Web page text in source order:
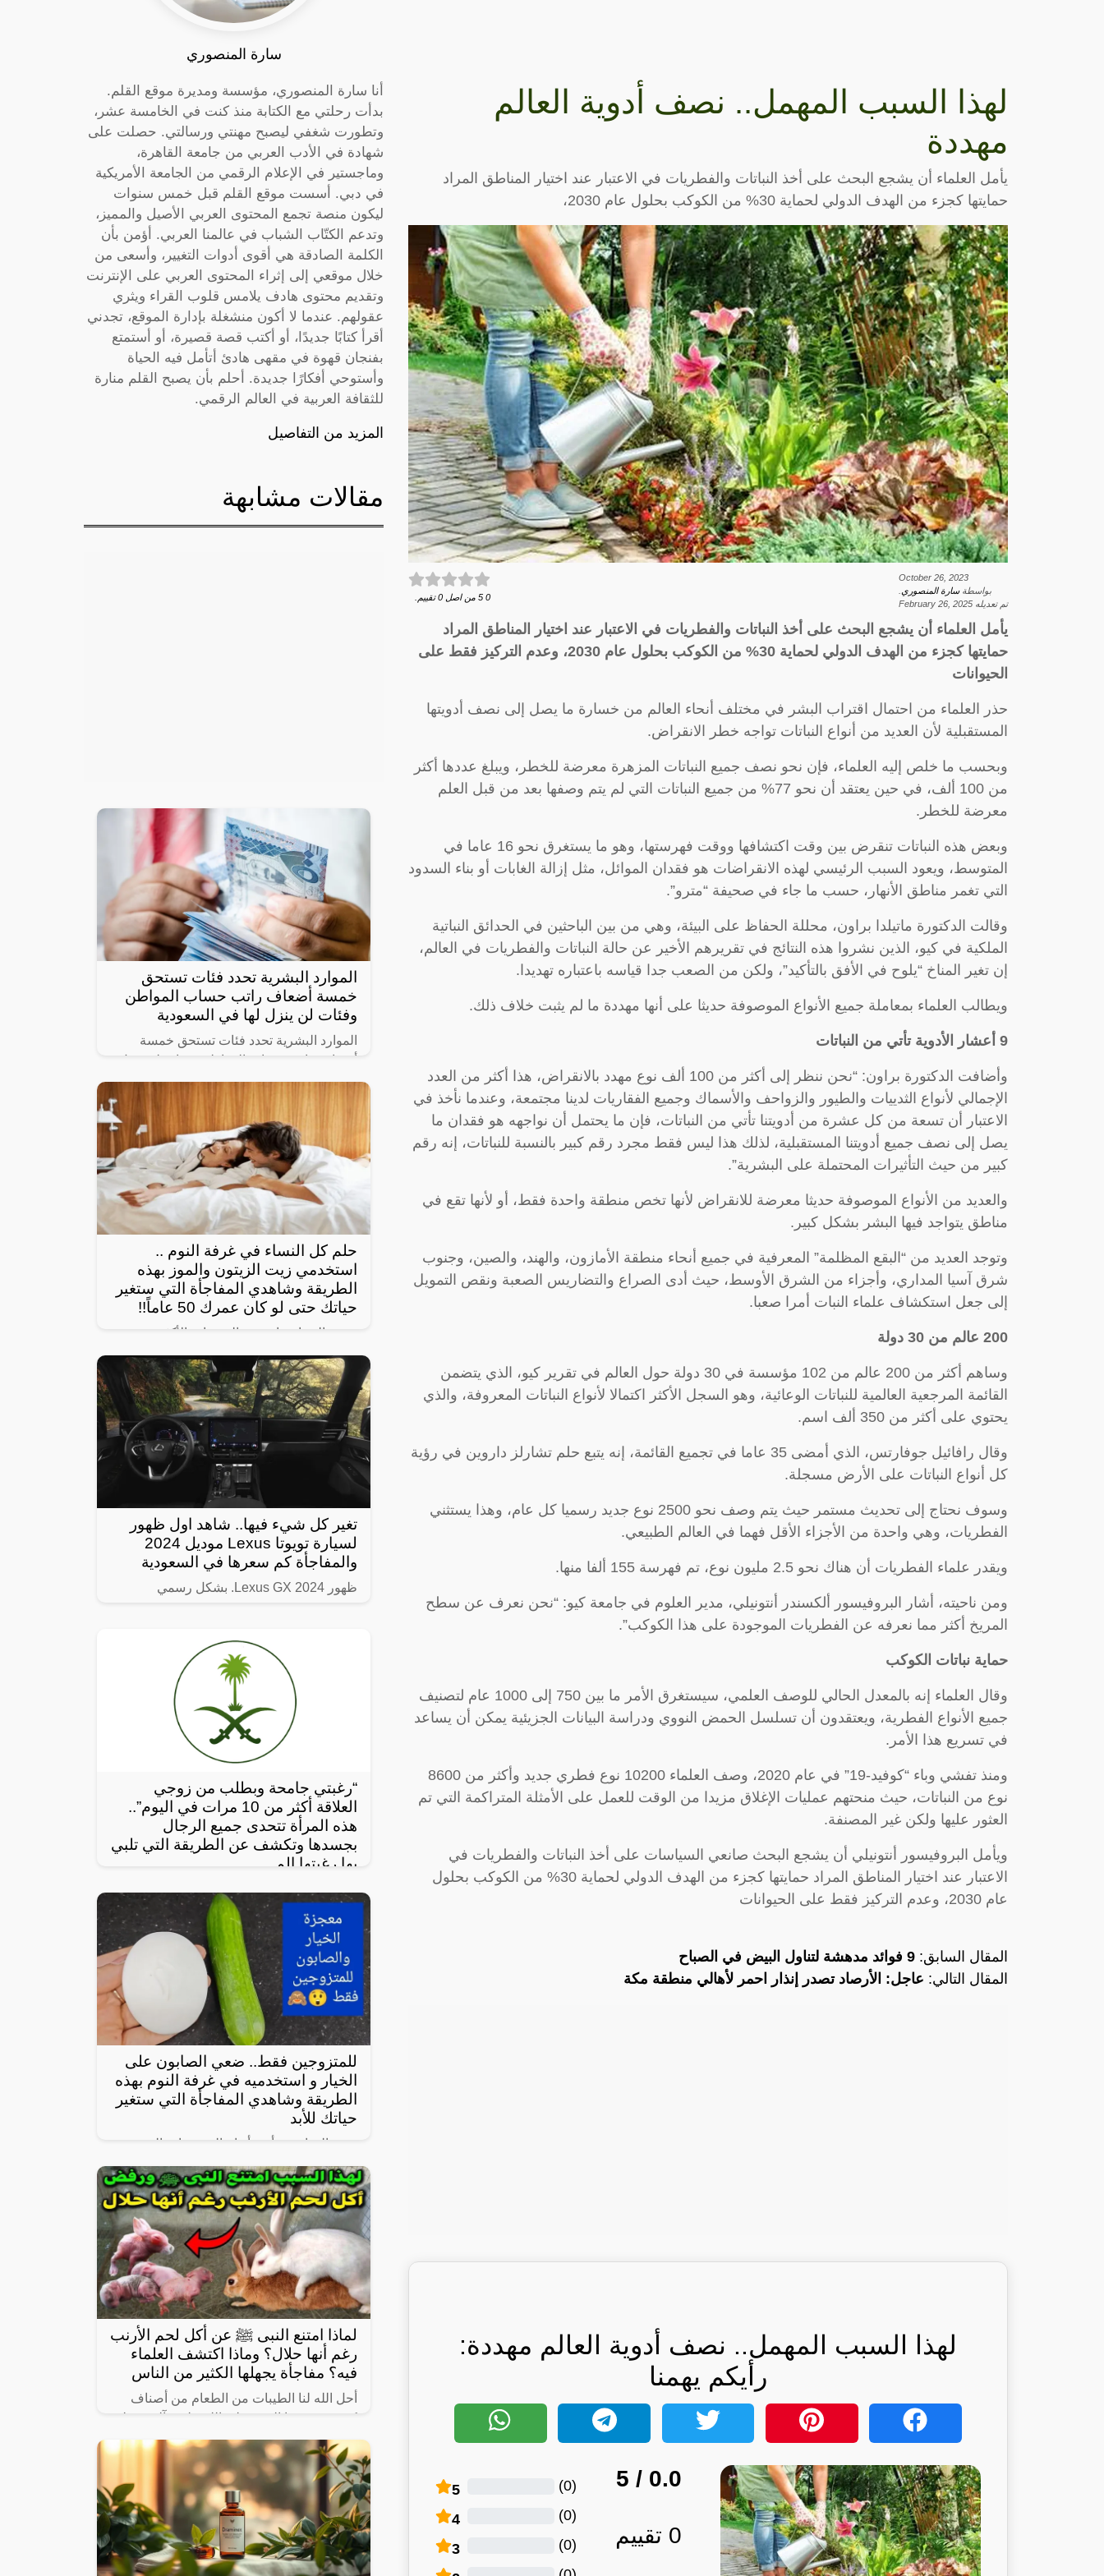
لهذا السبب المهمل.. نصف أدوية العالم
مهددة
يأمل العلماء أن يشجع البحث على أخذ النباتات والفطريات في الاعتبار عند اختيار المناطق المراد
حمايتها كجزء من الهدف الدولي لحماية 30% من الكوكب بحلول عام 2030،
October 26, 2023
بواسطةسارة المنصوري
تم تعديله February 26, 2025
0
5 من اصل 0 تقييم.
يأمل العلماء أن يشجع البحث على أخذ النباتات والفطريات في الاعتبار عند اختيار المناطق المراد
حمايتها كجزء من الهدف الدولي لحماية 30% من الكوكب بحلول عام 2030، وعدم التركيز فقط على
الحيوانات
حذر العلماء من احتمال اقتراب البشر في مختلف أنحاء العالم من خسارة ما يصل إلى نصف أدويتها
المستقبلية لأن العديد من أنواع النباتات تواجه خطر الانقراض.
وبحسب ما خلص إليه العلماء، فإن نحو نصف جميع النباتات المزهرة معرضة للخطر، ويبلغ عددها أكثر
من 100 ألف، في حين يعتقد أن نحو 77% من جميع النباتات التي لم يتم وصفها بعد من قبل العلم
معرضة للخطر.
وبعض هذه النباتات تنقرض بين وقت اكتشافها ووقت فهرستها، وهو ما يستغرق نحو 16 عاما في
المتوسط، ويعود السبب الرئيسي لهذه الانقراضات هو فقدان الموائل، مثل إزالة الغابات أو بناء السدود
التي تغمر مناطق الأنهار، حسب ما جاء في صحيفة “مترو”.
وقالت الدكتورة ماتيلدا براون، محللة الحفاظ على البيئة، وهي من بين الباحثين في الحدائق النباتية
الملكية في كيو، الذين نشروا هذه النتائج في تقريرهم الأخير عن حالة النباتات والفطريات في العالم،
إن تغير المناخ “يلوح في الأفق بالتأكيد”، ولكن من الصعب جدا قياسه باعتباره تهديدا.
ويطالب العلماء بمعاملة جميع الأنواع الموصوفة حديثا على أنها مهددة ما لم يثبت خلاف ذلك.
9 أعشار الأدوية تأتي من النباتات
وأضافت الدكتورة براون: “نحن ننظر إلى أكثر من 100 ألف نوع مهدد بالانقراض، هذا أكثر من العدد
الإجمالي لأنواع الثدييات والطيور والزواحف والأسماك وجميع الفقاريات لدينا مجتمعة، وعندما نأخذ في
الاعتبار أن تسعة من كل عشرة من أدويتنا تأتي من النباتات، فإن ما يحتمل أن نواجهه هو فقدان ما
يصل إلى نصف جميع أدويتنا المستقبلية، لذلك هذا ليس فقط مجرد رقم كبير بالنسبة للنباتات، إنه رقم
كبير من حيث التأثيرات المحتملة على البشرية”.
والعديد من الأنواع الموصوفة حديثا معرضة للانقراض لأنها تخص منطقة واحدة فقط، أو لأنها تقع في
مناطق يتواجد فيها البشر بشكل كبير.
وتوجد العديد من “البقع المظلمة” المعرفية في جميع أنحاء منطقة الأمازون، والهند، والصين، وجنوب
شرق آسيا المداري، وأجزاء من الشرق الأوسط، حيث أدى الصراع والتضاريس الصعبة ونقص التمويل
إلى جعل استكشاف علماء النبات أمرا صعبا.
200 عالم من 30 دولة
وساهم أكثر من 200 عالم من 102 مؤسسة في 30 دولة حول العالم في تقرير كيو، الذي يتضمن
القائمة المرجعية العالمية للنباتات الوعائية، وهو السجل الأكثر اكتمالا لأنواع النباتات المعروفة، والذي
يحتوي على أكثر من 350 ألف اسم.
وقال رافائيل جوفارتس، الذي أمضى 35 عاما في تجميع القائمة، إنه يتبع حلم تشارلز داروين في رؤية
كل أنواع النباتات على الأرض مسجلة.
وسوف نحتاج إلى تحديث مستمر حيث يتم وصف نحو 2500 نوع جديد رسميا كل عام، وهذا يستثني
الفطريات، وهي واحدة من الأجزاء الأقل فهما في العالم الطبيعي.
ويقدر علماء الفطريات أن هناك نحو 2.5 مليون نوع، تم فهرسة 155 ألفا منها.
ومن ناحيته، أشار البروفيسور ألكسندر أنتونيلي، مدير العلوم في جامعة كيو: “نحن نعرف عن سطح
المريخ أكثر مما نعرفه عن الفطريات الموجودة على هذا الكوكب”.
حماية نباتات الكوكب
وقال العلماء إنه بالمعدل الحالي للوصف العلمي، سيستغرق الأمر ما بين 750 إلى 1000 عام لتصنيف
جميع الأنواع الفطرية، ويعتقدون أن تسلسل الحمض النووي ودراسة البيانات الجزيئية يمكن أن يساعد
في تسريع هذا الأمر.
ومنذ تفشي وباء “كوفيد-19” في عام 2020، وصف العلماء 10200 نوع فطري جديد وأكثر من 8600
نوع من النباتات، حيث منحتهم عمليات الإغلاق مزيدا من الوقت للعمل على الأمثلة المتراكمة التي تم
العثور عليها ولكن غير المصنفة.
ويأمل البروفيسور أنتونيلي أن يشجع البحث صانعي السياسات على أخذ النباتات والفطريات في
الاعتبار عند اختيار المناطق المراد حمايتها كجزء من الهدف الدولي لحماية 30% من الكوكب بحلول
عام 2030، وعدم التركيز فقط على الحيوانات
المقال السابق: 9 فوائد مدهشة لتناول البيض في الصباح
المقال التالي: عاجل: الأرصاد تصدر إنذار احمر لأهالي منطقة مكة
لهذا السبب المهمل.. نصف أدوية العالم مهددة:
رأيكم يهمنا
0.0
/ 5
0 تقييم
5 (
0
)
4 (
0
)
3 (
0
)
سارة المنصوري
أنا سارة المنصوري، مؤسسة ومديرة موقع القلم.
بدأت رحلتي مع الكتابة منذ كنت في الخامسة عشر،
وتطورت شغفي ليصبح مهنتي ورسالتي. حصلت على
شهادة في الأدب العربي من جامعة القاهرة،
وماجستير في الإعلام الرقمي من الجامعة الأمريكية
في دبي. أسست موقع القلم قبل خمس سنوات
ليكون منصة تجمع المحتوى العربي الأصيل والمميز،
وتدعم الكتّاب الشباب في عالمنا العربي. أؤمن بأن
الكلمة الصادقة هي أقوى أدوات التغيير، وأسعى من
خلال موقعي إلى إثراء المحتوى العربي على الإنترنت
وتقديم محتوى هادف يلامس قلوب القراء ويثري
عقولهم. عندما لا أكون منشغلة بإدارة الموقع، تجدني
أقرأ كتابًا جديدًا، أو أكتب قصة قصيرة، أو أستمتع
بفنجان قهوة في مقهى هادئ أتأمل فيه الحياة
وأستوحي أفكارًا جديدة. أحلم بأن يصبح القلم منارة
للثقافة العربية في العالم الرقمي.
المزيد من التفاصيل
مقالات مشابهة
الموارد البشرية تحدد فئات تستحق
خمسة أضعاف راتب حساب المواطن
وفئات لن ينزل لها في السعودية
الموارد البشرية تحدد فئات تستحق خمسة
أضعاف راتب حساب المواطن وفئات لن ينزل
لها دعم حيث أنشأت الحكومة السعودية برنامج
حساب المواطن لحماية الأسر السعودية من
حلم كل النساء في غرفة النوم ..
استخدمي زيت الزيتون والموز بهذه
الطريقة وشاهدي المفاجأة التي ستغير
حياتك حتى لو كان عمرك 50 عاماً!!
تبحث النساء عادة عن الوصفات الأكثر
استخداماً بهدف الحصول على شعر صحي
وناعم، ومن أبرز تلك الوصفات الخاصة بالبشرة
والجسم للحصول على أفضل نتيجة خلال فترة
قصيرة،
تغير كل شيء فيها.. شاهد اول ظهور
لسيارة تويوتا Lexus موديل 2024
والمفاجأة كم سعرها في السعودية
ظهور Lexus GX 2024. بشكل رسمي
“رغبتي جامحة وبطلب من زوجي
العلاقة أكثر من 10 مرات في اليوم”..
هذه المرأة تتحدى جميع الرجال
بجسدها وتكشف عن الطريقة التي تلبي
بها رغبتها الم
يعشن شهوة مفرطة في الرغبة بالعلاقة
الجنسية، سواءً ضمن علاقة زوجية مشروعة أو
علاقة محرمة مع الرجال، ففي هذا المقال
للمتزوجين فقط.. ضعي الصابون على
الخيار و استخدميه في غرفة النوم بهذه
الطريقة وشاهدي المفاجأة التي ستغير
حياتك للأبد
يعتبر الخيار من أبرز أنواع الخضروات المحببة
لدى الكثيرين، خاصة لأنه شبه خالي من
السعرات وطعمه لذيذ ومنعش، وله فوائد كثيرة
لأنه غني بالفيتامينات والمعادن، كما
لماذا امتنع النبى ﷺ عن أكل لحم الأرنب
رغم أنها حلال؟ وماذا اكتشف العلماء
فيه؟ مفاجأة يجهلها الكثير من الناس
أحل الله لنا الطيبات من الطعام من أصناف
كثيرة، وعرفنا النبي صلى الله عليه وآله وسـلم
على بعض ما حرم علينا، ولكن يثير البعض من
حين لآخر بعض المعلومات الغير